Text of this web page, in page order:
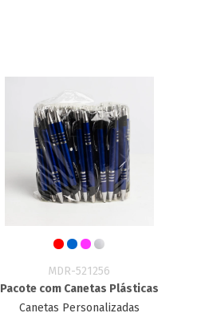
MDR-521256
Pacote com Canetas Plásticas
Canetas Personalizadas